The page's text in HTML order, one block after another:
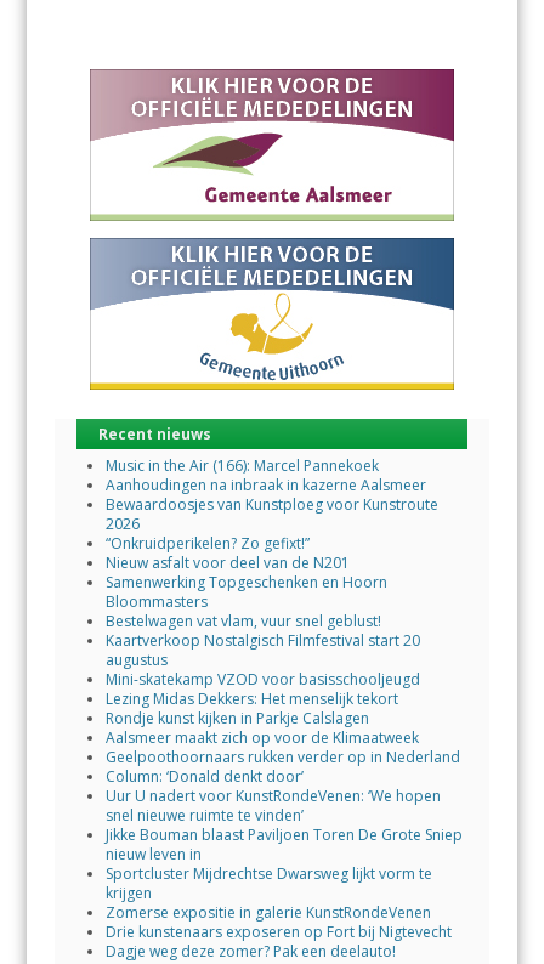
Recent nieuws
Music in the Air (166): Marcel Pannekoek
Aanhoudingen na inbraak in kazerne Aalsmeer
Bewaardoosjes van Kunstploeg voor Kunstroute
2026
“Onkruidperikelen? Zo gefixt!”
Nieuw asfalt voor deel van de N201
Samenwerking Topgeschenken en Hoorn
Bloommasters
Bestelwagen vat vlam, vuur snel geblust!
Kaartverkoop Nostalgisch Filmfestival start 20
augustus
Mini-skatekamp VZOD voor basisschooljeugd
Lezing Midas Dekkers: Het menselijk tekort
Rondje kunst kijken in Parkje Calslagen
Aalsmeer maakt zich op voor de Klimaatweek
Geelpoothoornaars rukken verder op in Nederland
Column: ‘Donald denkt door’
Uur U nadert voor KunstRondeVenen: ‘We hopen
snel nieuwe ruimte te vinden’
Jikke Bouman blaast Paviljoen Toren De Grote Sniep
nieuw leven in
Sportcluster Mijdrechtse Dwarsweg lijkt vorm te
krijgen
Zomerse expositie in galerie KunstRondeVenen
Drie kunstenaars exposeren op Fort bij Nigtevecht
Dagje weg deze zomer? Pak een deelauto!